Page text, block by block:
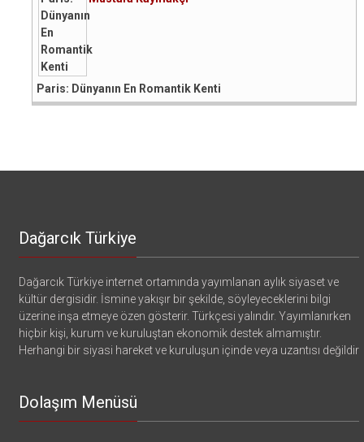
Paris: Dünyanın En Romantik Kenti
Dağarcık Türkiye
Dağarcık Türkiye internet ortamında yayımlanan aylık siyaset ve
kültür dergisidir. İsmine yakışır bir şekilde, söyleyeceklerini bilgi
üzerine inşa etmeye özen gösterir. Türkçesi yalındır. Yayımlanırken
hiçbir kişi, kurum ve kuruluştan ekonomik destek almamıştır.
Herhangi bir siyasi hareket ve kuruluşun içinde veya uzantısı değildir
Dolaşım Menüsü